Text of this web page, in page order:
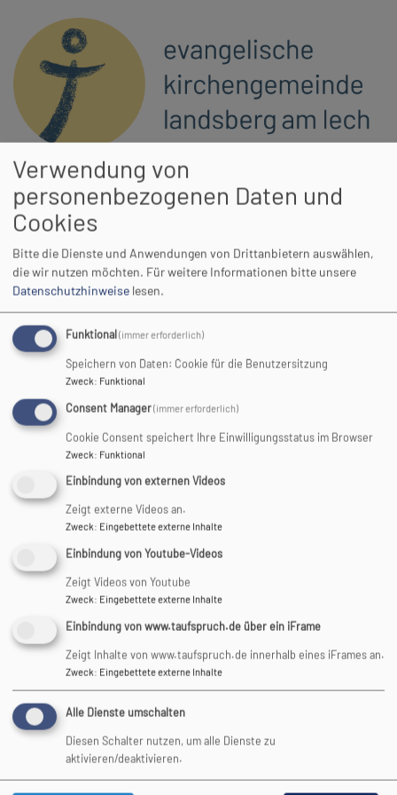
Inhalt
Hauptnavigation
Voccalicca
Als Notchorprojekt wurde er von Kantor Mondi Benoit
kurzerhand ins Leben gerufen, um ein Konzert im Juli 2015
zu ergänzen. Nach dem Auftritt wollten die sechs Mitglieder
aber nicht aufhören zu singen. So wurde weiter geprobt
und mit Freude gesungen! Das Repertoire umfasst Songs
aus der Jazz-, Rock- und Popszene sowie eigene
Kompositionen des Chorleiters, 4- bis 6-stimmig arrangiert.
Weil der Chor sehr klein ist, sollte jeder, der mitmachen will,
eine ausgeprägte Solostimme haben.
In den Proben – dienstags um 19:15 Uhr, mindestens dreimal
im Monat – wird sehr konzentriert gearbeitet. Der Spaß
kommt trotzdem nicht zu kurz!
Kirchenmusik
Landsberg
Kirche
Hauptnavigation Fußbereichsmenü
Verwendung von
personenbezogenen Daten und
Cookies
Bitte die Dienste und Anwendungen von Drittanbietern auswählen,
die wir nutzen möchten. Für weitere Informationen bitte unsere
Datenschutzhinweise lesen.
Funktional(immer erforderlich)
Speichern von Daten: Cookie für die Benutzersitzung
Zweck: Funktional
Consent Manager(immer erforderlich)
Cookie Consent speichert Ihre Einwilligungsstatus im Browser
Zweck: Funktional
Einbindung von externen Videos
Zeigt externe Videos an.
Zweck: Eingebettete externe Inhalte
Einbindung von Youtube-Videos
Zeigt Videos von Youtube
Zweck: Eingebettete externe Inhalte
Einbindung von www.taufspruch.de über ein iFrame
Zeigt Inhalte von www.taufspruch.de innerhalb eines iFrames an.
Zweck: Eingebettete externe Inhalte
Alle Dienste umschalten
Diesen Schalter nutzen, um alle Dienste zu
aktivieren/deaktivieren.